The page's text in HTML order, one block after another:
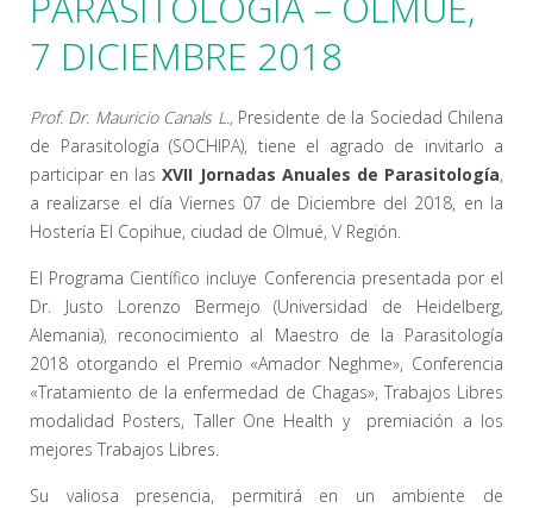
7 DICIEMBRE 2018
Prof. Dr. Mauricio Canals L.,Presidente de la Sociedad Chilena
de Parasitología (SOCHIPA), tiene el agrado de invitarlo a
participar en lasXVII Jornadas Anuales de Parasitología,
a realizarse el día Viernes 07 de Diciembre del 2018, en la
Hostería El Copihue, ciudad de Olmué, V Región.
El Programa Científico incluye Conferencia presentada por el
Dr. Justo Lorenzo Bermejo (Universidad de Heidelberg,
Alemania), reconocimiento al Maestro de la Parasitología
2018 otorgando el Premio «Amador Neghme», Conferencia
«Tratamiento de la enfermedad de Chagas», Trabajos Libres
modalidad Posters, Taller One Health y premiación a los
mejores Trabajos Libres.
Su valiosa presencia, permitirá en un ambiente de